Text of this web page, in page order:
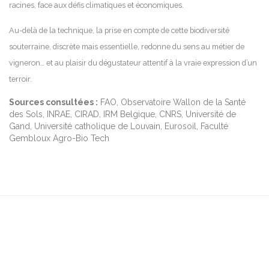
racines, face aux défis climatiques et économiques.
Au-delà de la technique, la prise en compte de cette biodiversité
souterraine, discrète mais essentielle, redonne du sens au métier de
vigneron… et au plaisir du dégustateur attentif à la vraie expression d’un
terroir.
Sources consultées : FAO, Observatoire Wallon de la Santé
des Sols, INRAE, CIRAD, IRM Belgique, CNRS, Université de
Gand, Université catholique de Louvain, Eurosoil, Faculté
Gembloux Agro-Bio Tech